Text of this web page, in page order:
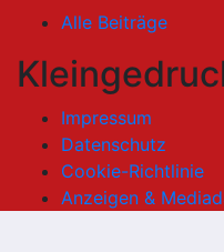
Alle Beiträge
Impressum
Datenschutz
Cookie-Richtlinie
Anzeigen &